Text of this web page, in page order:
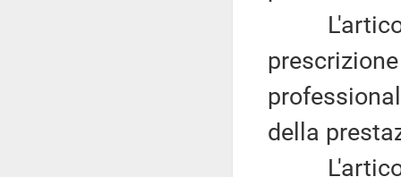
L'articolo
della
L'articolo